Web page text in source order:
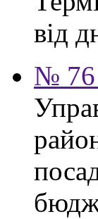
від
№ 76